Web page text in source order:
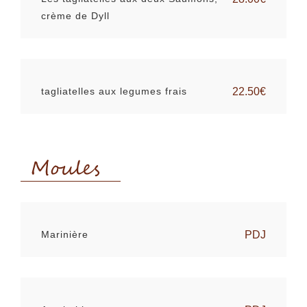
crème de Dyll
tagliatelles aux legumes frais 22.50€
Moules
Marinière PDJ